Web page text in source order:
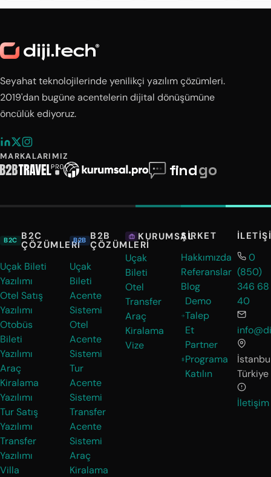
Seyahat teknolojilerinde yenilikçi yazılım çözümleri.
2019'dan bugüne acentelerin dijital dönüşümüne
öncülük ediyoruz.
MARKALARIMIZ
B2C B2C
ÇÖZÜMLERI
Uçak Bileti
Yazılımı
Otel Satış
Yazılımı
Otobüs
Bileti
Yazılımı
Araç
Kiralama
Yazılımı
Tur Satış
Yazılımı
Transfer
Yazılımı
Villa
B2B B2B
ÇÖZÜMLERI
Uçak
Bileti
Acente
Sistemi
Otel
Acente
Sistemi
Tur
Acente
Sistemi
Transfer
Acente
Sistemi
Araç
Kiralama
KURUMSAL
Uçak
Bileti
Otel
Transfer
Araç
Kiralama
Vize
ŞIRKET
Hakkımızda
Referanslar
Blog
Demo
Talep
Et
Partner
Programa
Katılın
0
(850)
346 68
40
Türkiye
İletişim